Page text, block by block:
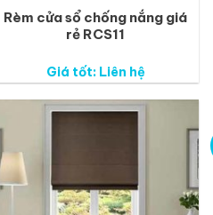
Rèm cửa sổ chống nắng giá
rẻ RCS11
Giá tốt: Liên hệ